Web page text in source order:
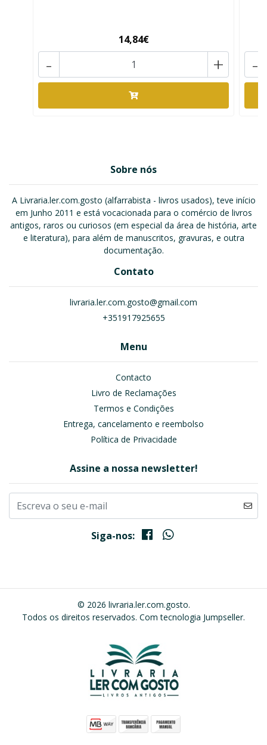
14,84€
+
- -
Sobre nós
A Livraria.ler.com.gosto (alfarrabista - livros usados), teve início
em Junho 2011 e está vocacionada para o comércio de livros
antigos, raros ou curiosos (em especial da área de história, arte
e literatura), para além de manuscritos, gravuras, e outra
documentação.
Contato
livraria.ler.com.gosto@gmail.com
+351917925655
Menu
Contacto
Livro de Reclamações
Termos e Condições
Entrega, cancelamento e reembolso
Política de Privacidade
Assine a nossa newsletter!
Siga-nos:
© 2026 livraria.ler.com.gosto.
Todos os direitos reservados. Com tecnologia Jumpseller.